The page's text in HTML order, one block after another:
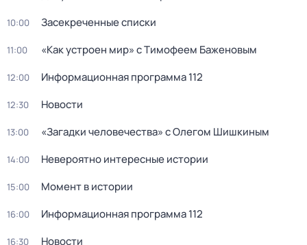
10:00 Зaceкрeченные списки
11:00 «Как устроен мир» с Тимофеем Баженовым
12:00 Информационная программа 112
12:30 Новости
13:00 «Загадки человечества» с Олегом Шишкиным
14:00 Невероятно интересные истории
15:00 Момент в истории
16:00 Информационная программа 112
16:30 Новости